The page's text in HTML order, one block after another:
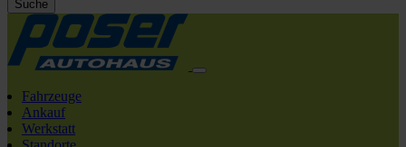
Suche
Fahrzeuge
Ankauf
Werkstatt